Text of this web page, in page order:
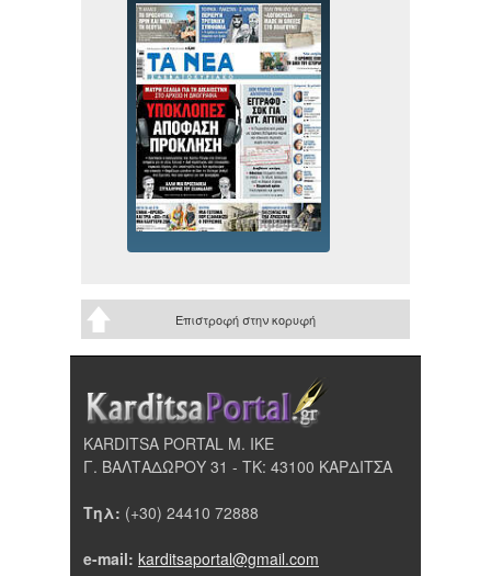
Επιστροφή στην κορυφή
KARDITSA PORTAL Μ. ΙΚΕ
Γ. ΒΑΛΤΑΔΩΡΟΥ 31 - ΤΚ: 43100 ΚΑΡΔΙΤΣΑ
Τηλ: (+30) 24410 72888
e-mail: karditsaportal@gmail.com